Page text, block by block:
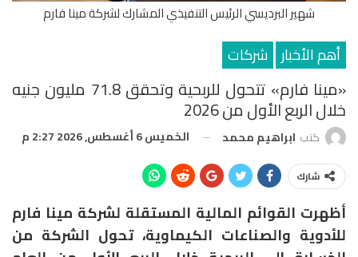
شهير البرديسي الرئيس التنفيذي المشارك لشركة مينا فارم
أهم الأخبار شركات
«مينا فارم» تتحول للربحية وتحقق 71.8 مليون جنيه
خلال الربع الأول من 2026
كتب ابراهيم محمد الخميس 6 أغسطس, 2026 2:27 م
شارك
أظهرت القوائم المالية المستقلة لشركة مينا فارم
للأدوية والصناعات الكيماوية، تحول الشركة من